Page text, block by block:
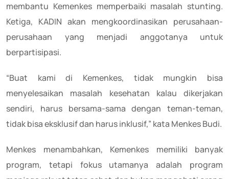
membantu Kemenkes memperbaiki masalah stunting.
Ketiga, KADIN akan mengkoordinasikan perusahaan-
perusahaan yang menjadi anggotanya untuk
berpartisipasi.
“Buat kami di Kemenkes, tidak mungkin bisa
menyelesaikan masalah kesehatan kalau dikerjakan
sendiri, harus bersama-sama dengan teman-teman,
tidak bisa eksklusif dan harus inklusif,” kata Menkes Budi.
Menkes menambahkan, Kemenkes memiliki banyak
program, tetapi fokus utamanya adalah program